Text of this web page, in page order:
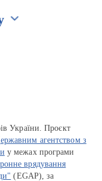
України. Проєкт
агентством з
у межах програми
врядування
(EGAP), за